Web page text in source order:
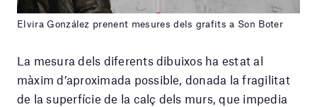
Elvira González prenent mesures dels grafits a Son Boter
La mesura dels diferents dibuixos ha estat al
màxim d’aproximada possible, donada la fragilitat
de la superfície de la calç dels murs, que impedia